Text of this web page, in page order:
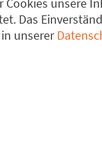
allem in
Das
unserer